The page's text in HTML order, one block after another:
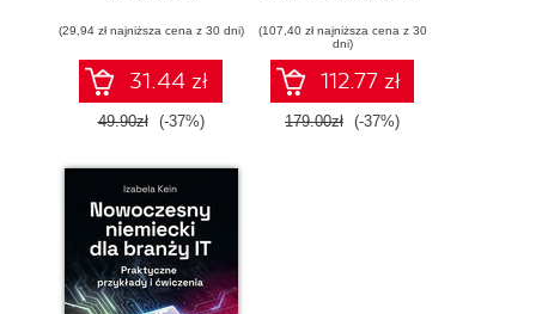
(29,94 zł najniższa cena z 30 dni)
31.44 zł
49.90zł (-37%)
(107,40 zł najniższa cena z 30
dni)
112.77 zł
179.00zł (-37%)